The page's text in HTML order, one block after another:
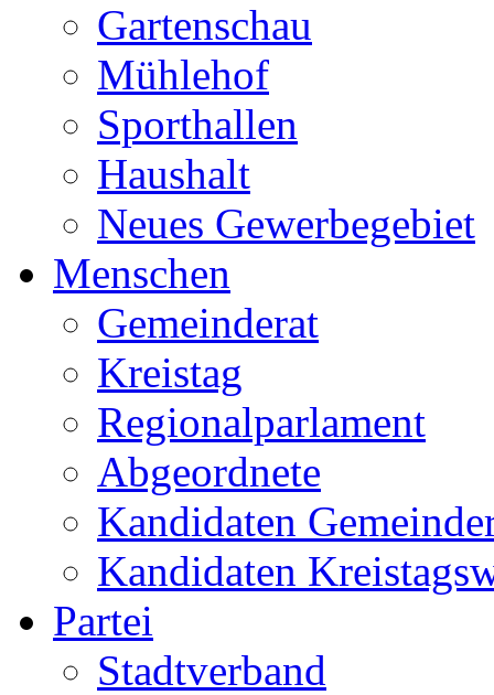
Gartenschau
Mühlehof
Sporthallen
Haushalt
Neues Gewerbegebiet
Menschen
Gemeinderat
Kreistag
Regionalparlament
Abgeordnete
Kandidaten
Kandidaten
Partei
Stadtverband